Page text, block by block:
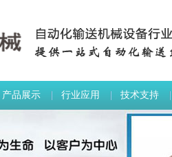
产品展示 行业应用 技术支持